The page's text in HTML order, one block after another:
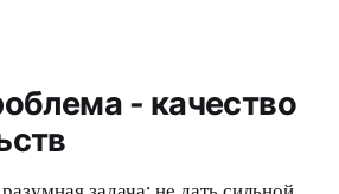
- качество